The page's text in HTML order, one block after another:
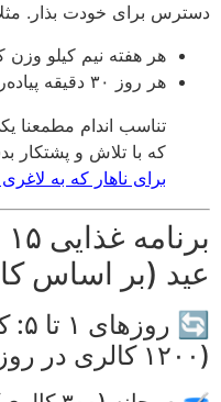
برای خودت بذار. مثلاً:
هر هفته نیم کیلو وزن کم
هر روز ۳۰ دقیقه پیاده‌روی کنم 🚶‍♀️
تناسب اندام مطمعنا یکی
که با تلاش و پشتکار
برای ناهار که به لاغری
(بر اساس
🔄